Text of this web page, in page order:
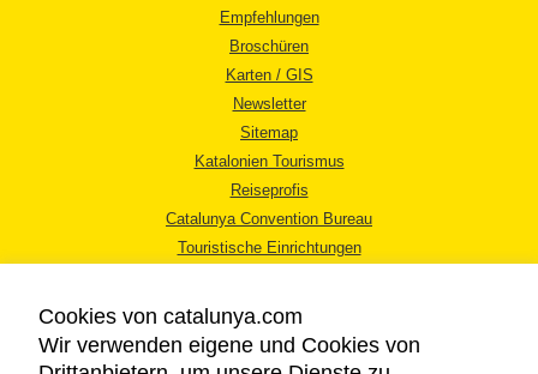
Empfehlungen
Broschüren
Karten / GIS
Newsletter
Sitemap
Katalonien Tourismus
Reiseprofis
Catalunya Convention Bureau
Touristische Einrichtungen
Cookies von catalunya.com
Wir verwenden eigene und Cookies von